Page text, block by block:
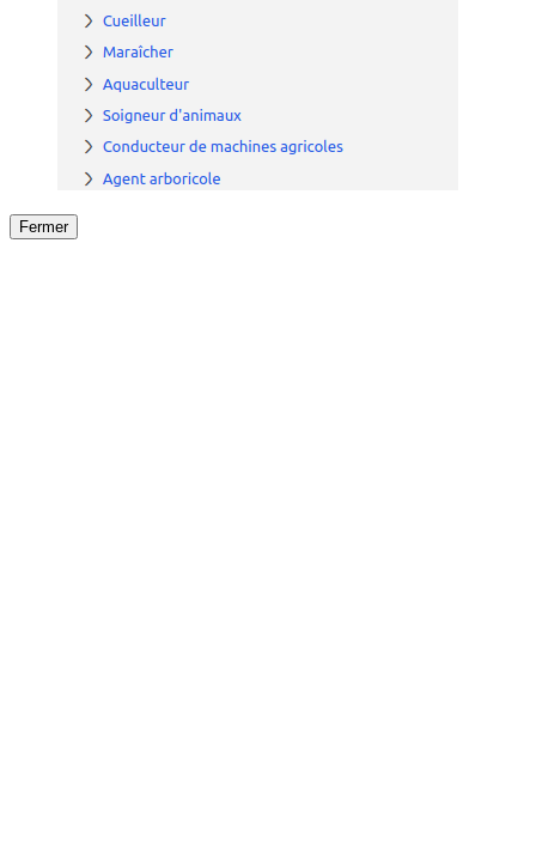
Fermer